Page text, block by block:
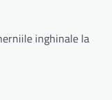
inghinale la